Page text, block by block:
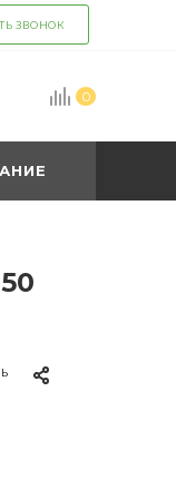
ЗВОНОК
0